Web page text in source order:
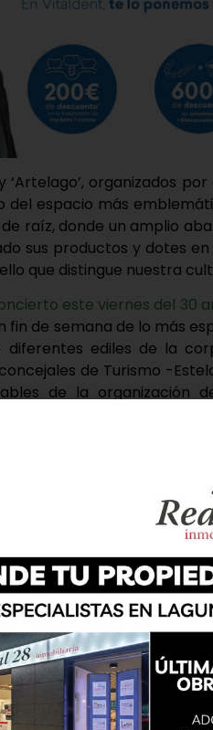
‘Artelago’, organizados
del espacio más
raíz, donde un amplio
sus productos y dotes
que distingue nuestra
este viernes del 30
fin de semana de lo más
ediles de la
de Turismo -
de la organización
de artesanía,
por los talleres
invitar a todos los